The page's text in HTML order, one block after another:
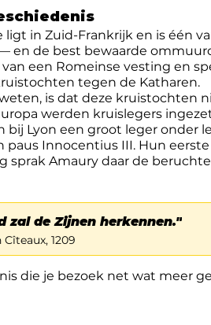
ligt in Zuid-Frankrijk en is één
en de best bewaarde
een Romeinse vesting en
tegen de Katharen.
is dat deze kruistochten
werden kruislegers
bij Lyon een groot leger onder
Innocentius III. Hun
sprak Amaury daar de
zal de Zijnen herkennen."
1209
die je bezoek net wat meer